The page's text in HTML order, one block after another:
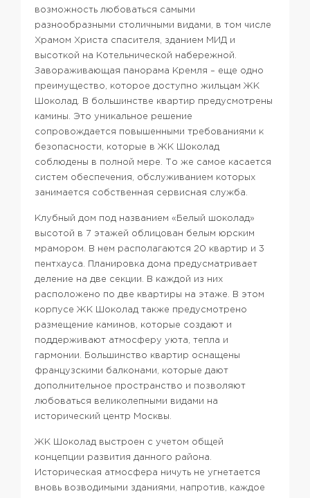
возможность любоваться самыми
разнообразными столичными видами, в том числе
Храмом Христа спасителя, зданием МИД и
высоткой на Котельнической набережной.
Завораживающая панорама Кремля – еще одно
преимущество, которое доступно жильцам ЖК
Шоколад. В большинстве квартир предусмотрены
камины. Это уникальное решение
сопровождается повышенными требованиями к
безопасности, которые в ЖК Шоколад
соблюдены в полной мере. То же самое касается
систем обеспечения, обслуживанием которых
занимается собственная сервисная служба.
Клубный дом под названием «Белый шоколад»
высотой в 7 этажей облицован белым юрским
мрамором. В нем располагаются 20 квартир и 3
пентхауса. Планировка дома предусматривает
деление на две секции. В каждой из них
расположено по две квартиры на этаже. В этом
корпусе ЖК Шоколад также предусмотрено
размещение каминов, которые создают и
поддерживают атмосферу уюта, тепла и
гармонии. Большинство квартир оснащены
французскими балконами, которые дают
дополнительное пространство и позволяют
любоваться великолепными видами на
исторический центр Москвы.
ЖК Шоколад выстроен с учетом общей
концепции развития данного района.
Историческая атмосфера ничуть не угнетается
вновь возводимыми зданиями, напротив, каждое